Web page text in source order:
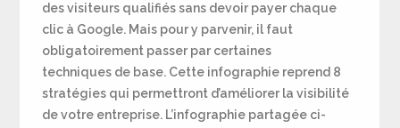
des visiteurs qualifiés sans devoir payer chaque
clic à Google. Mais pour y parvenir, il faut
obligatoirement passer par certaines
techniques de base. Cette infographie reprend 8
stratégies qui permettront d’améliorer la visibilité
de votre entreprise. L’infographie partagée ci-